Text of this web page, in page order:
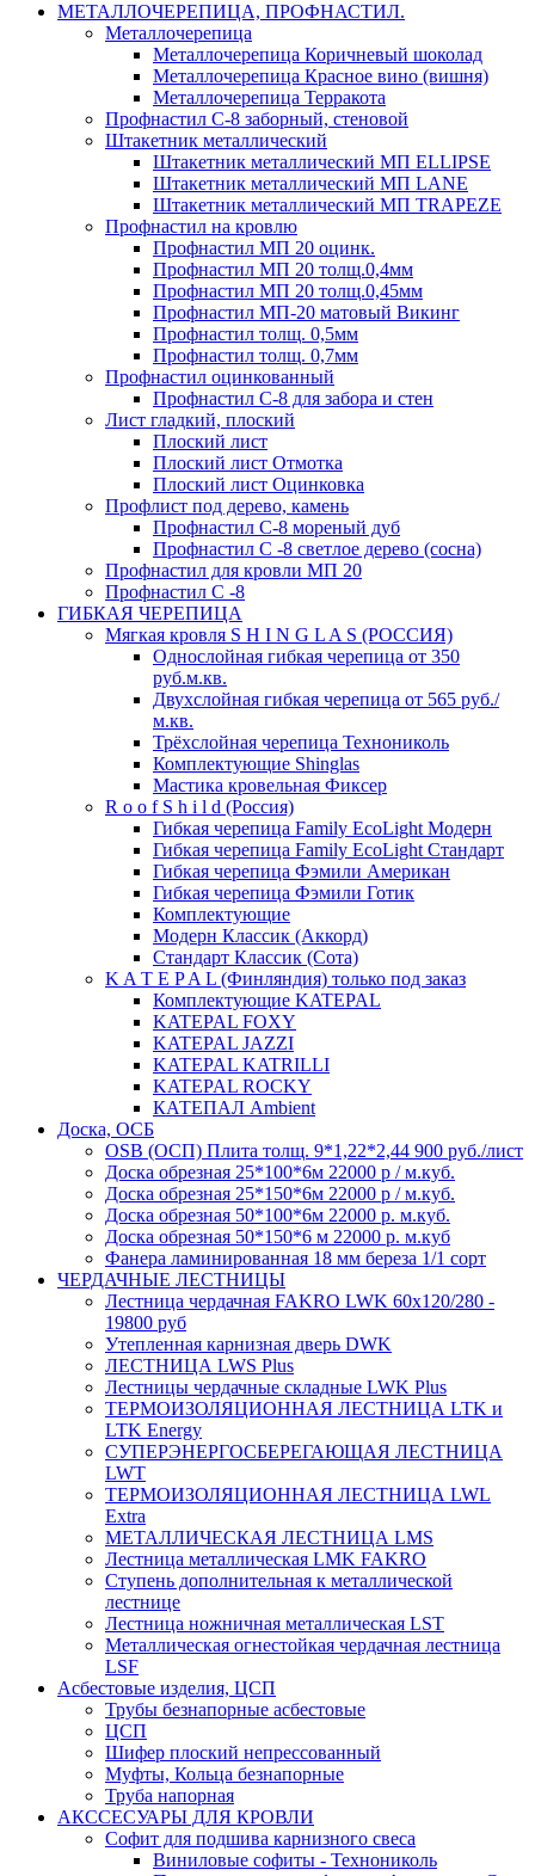
МЕТАЛЛОЧЕРЕПИЦА, ПРОФНАСТИЛ.
Металлочерепица
Металлочерепица Коричневый шоколад
Металлочерепица Красное вино (вишня)
Металлочерепица Терракота
Профнастил С-8 заборный, стеновой
Штакетник металлический
Штакетник металлический МП ELLIPSE
Штакетник металлический МП LАNE
Штакетник металлический МП TRAPEZE
Профнастил на кровлю
Профнастил МП 20 оцинк.
Профнастил МП 20 толщ.0,4мм
Профнастил МП 20 толщ.0,45мм
Профнастил МП-20 матовый Викинг
Профнастил толщ. 0,5мм
Профнастил толщ. 0,7мм
Профнастил оцинкованный
Профнастил С-8 для забора и стен
Лист гладкий, плоский
Плоский лист
Плоский лист Отмотка
Плоский лист Оцинковка
Профлист под дерево, камень
Профнастил С-8 мореный дуб
Профнастил С -8 светлое дерево (сосна)
Профнастил для кровли МП 20
Профнастил С -8
ГИБКАЯ ЧЕРЕПИЦА
Мягкая кровля S H I N G L A S (РОССИЯ)
Однослойная гибкая черепица от 350
руб.м.кв.
Двухслойная гибкая черепица от 565 руб./
м.кв.
Трёхслойная черепица Технониколь
Комплектующие Shinglas
Мастика кровельная Фиксер
R o o f S h i l d (Россия)
Гибкая черепица Family ЕсоLight Модерн
Гибкая черепица Family ЕсоLight Стандарт
Гибкая черепица Фэмили Американ
Гибкая черепица Фэмили Готик
Комплектующие
Модерн Классик (Аккорд)
Стандарт Классик (Сота)
K A T E P A L (Финляндия) только под заказ
Комплектующие KATEPAL
KATEPAL FOXY
KATEPAL JAZZI
KATEPAL KATRILLI
KATEPAL ROCKY
КАТЕПАЛ Ambient
Доска, ОСБ
OSB (ОСП) Плита толщ. 9*1,22*2,44 900 руб./лист
Доска обрезная 25*100*6м 22000 р / м.куб.
Доска обрезная 25*150*6м 22000 р / м.куб.
Доска обрезная 50*100*6м 22000 р. м.куб.
Доска обрезная 50*150*6 м 22000 р. м.куб
Фанера ламинированная 18 мм береза 1/1 сорт
ЧЕРДАЧНЫЕ ЛЕСТНИЦЫ
Лестница чердачная FAKRO LWK 60х120/280 -
19800 руб
Утепленная карнизная дверь DWK
ЛЕСТНИЦА LWS Plus
Лестницы чердачные складные LWK Plus
ТЕРМОИЗОЛЯЦИОННАЯ ЛЕСТНИЦА LTK и
LTK Energy
СУПЕРЭНЕРГОСБЕРЕГАЮЩАЯ ЛЕСТНИЦА
LWT
ТЕРМОИЗОЛЯЦИОННАЯ ЛЕСТНИЦА LWL
Extra
МЕТАЛЛИЧЕСКАЯ ЛЕСТНИЦА LMS
Лестница металлическая LMK FAKRO
Ступень дополнительная к металлической
лестнице
Лестница ножничная металлическая LST
Металлическая огнестойкая чердачная лестница
LSF
Асбестовые изделия, ЦСП
Трубы безнапорные асбестовые
ЦСП
Шифер плоский непрессованный
Муфты, Кольца безнапорные
Труба напорная
АКССЕСУАРЫ ДЛЯ КРОВЛИ
Софит для подшива карнизного свеса
Виниловые софиты - Технониколь